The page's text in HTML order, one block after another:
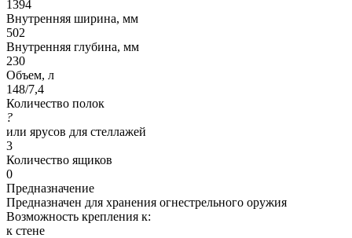
1394
Внутренняя ширина, мм
502
Внутренняя глубина, мм
230
Объем, л
148/7,4
Количество полок
?
или ярусов для стеллажей
3
Количество ящиков
0
Предназначение
Предназначен для хранения огнестрельного оружия
Возможность крепления к:
к стене